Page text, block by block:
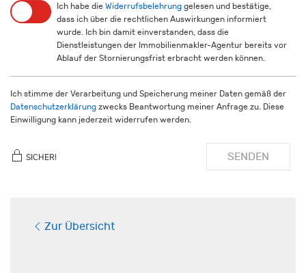
Ich habe die Widerrufsbelehrung gelesen und bestätige,
dass ich über die rechtlichen Auswirkungen informiert
wurde. Ich bin damit einverstanden, dass die
Dienstleistungen der Immobilienmakler-Agentur bereits vor
Ablauf der Stornierungsfrist erbracht werden können.
Ich stimme der Verarbeitung und Speicherung meiner Daten gemäß der
Datenschutzerklärung zwecks Beantwortung meiner Anfrage zu. Diese
Einwilligung kann jederzeit widerrufen werden.
SICHER! SENDEN
Zur Übersicht